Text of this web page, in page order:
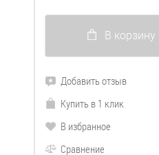
В корзину
Добавить отзыв
Купить в 1 клик
В избранное
Сравнение